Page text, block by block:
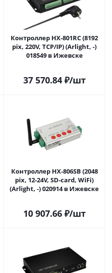
Контроллер HX-801RC (8192
pix, 220V, TCP/IP) (Arlight, -)
018549 в Ижевске
37 570.84₽/шт
Контроллер HX-806SB (2048
pix, 12-24V, SD-card, WiFi)
(Arlight, -) 020914 в Ижевске
10 907.66₽/шт